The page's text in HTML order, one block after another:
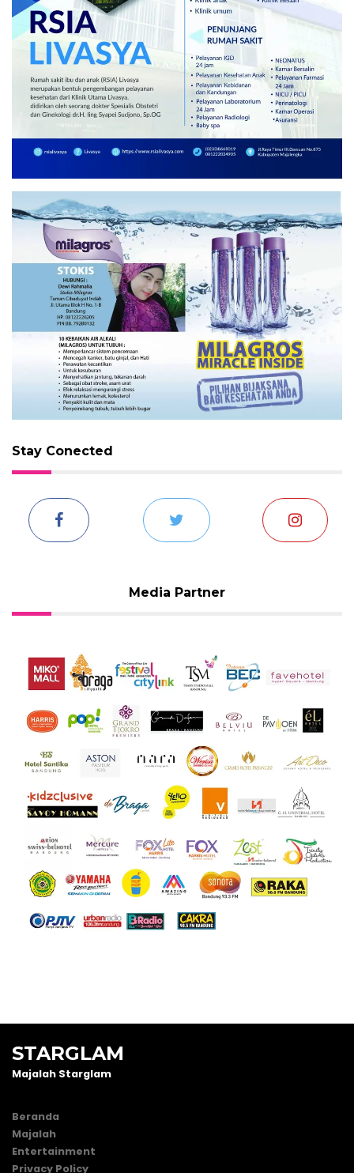
Stay Conected
Media Partner
STARGLAM
Majalah Starglam
Beranda
Majalah
Entertainment
Privacy Policy